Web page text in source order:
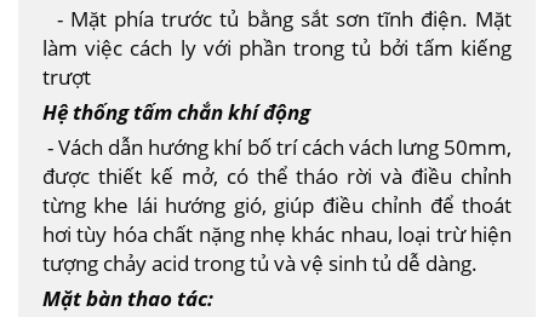
- Mặt phía trước tủ bằng sắt sơn tĩnh điện. Mặt
làm việc cách ly với phần trong tủ bởi tấm kiếng
trượt
Hệ thống tấm chắn khí động
- Vách dẫn hướng khí bố trí cách vách lưng 50mm,
được thiết kế mở, có thể tháo rời và điều chỉnh
từng khe lái hướng gió, giúp điều chỉnh để thoát
hơi tùy hóa chất nặng nhẹ khác nhau, loại trừ hiện
tượng chảy acid trong tủ và vệ sinh tủ dễ dàng.
Mặt bàn thao tác: